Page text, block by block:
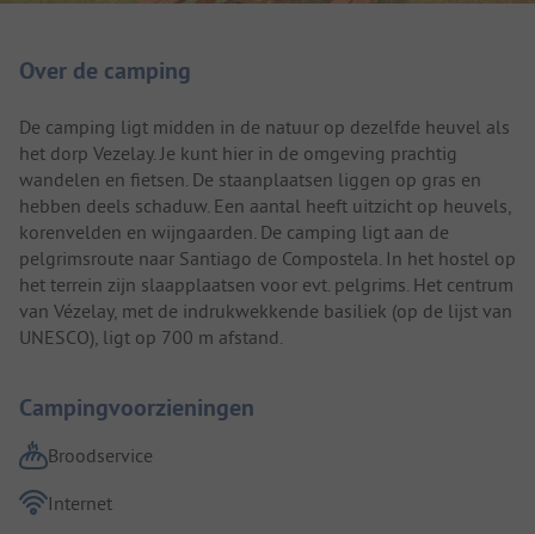
Over de camping
De camping ligt midden in de natuur op dezelfde heuvel als
het dorp Vezelay. Je kunt hier in de omgeving prachtig
wandelen en fietsen. De staanplaatsen liggen op gras en
hebben deels schaduw. Een aantal heeft uitzicht op heuvels,
korenvelden en wijngaarden. De camping ligt aan de
pelgrimsroute naar Santiago de Compostela. In het hostel op
het terrein zijn slaapplaatsen voor evt. pelgrims. Het centrum
van Vézelay, met de indrukwekkende basiliek (op de lijst van
UNESCO), ligt op 700 m afstand.
Campingvoorzieningen
Broodservice
Internet